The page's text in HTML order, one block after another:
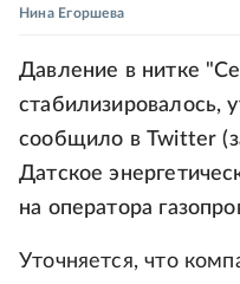
Нина Егоршева
Давление в нитке
стабилизировалось,
сообщило в Twitter
Датское
на оператора
Уточняется, что